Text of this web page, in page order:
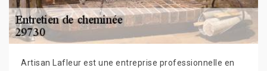
Artisan Lafleur est une entreprise professionnelle en